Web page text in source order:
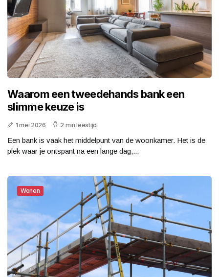
Waarom een tweedehands bank een
slimme keuze is
1 mei 2026 2 min leestijd
Een bank is vaak het middelpunt van de woonkamer. Het is de
plek waar je ontspant na een lange dag,...
Wonen